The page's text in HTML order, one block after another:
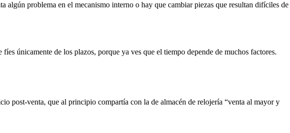
algún problema en el mecanismo interno o hay que cambiar piezas que resultan difíciles de
únicamente de los plazos, porque ya ves que el tiempo depende de muchos factores.
post-venta, que al principio compartía con la de almacén de relojería “venta al mayor y